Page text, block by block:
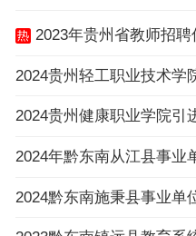
2023年贵州省教师招聘